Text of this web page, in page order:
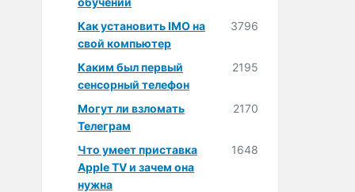
Как установить IMO на
свой компьютер
3796
Каким был первый
сенсорный телефон
2195
Могут ли взломать
Телеграм
2170
Что умеет приставка
Apple TV и зачем она
нужна
1648